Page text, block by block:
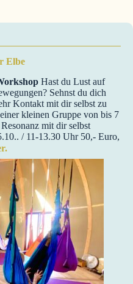
Elbe
Hast du Lust auf
Sehnst du dich
Kontakt mit dir selbst zu
kleinen Gruppe von bis 7
mit dir selbst
/ 11-13.30 Uhr 50,- Euro,